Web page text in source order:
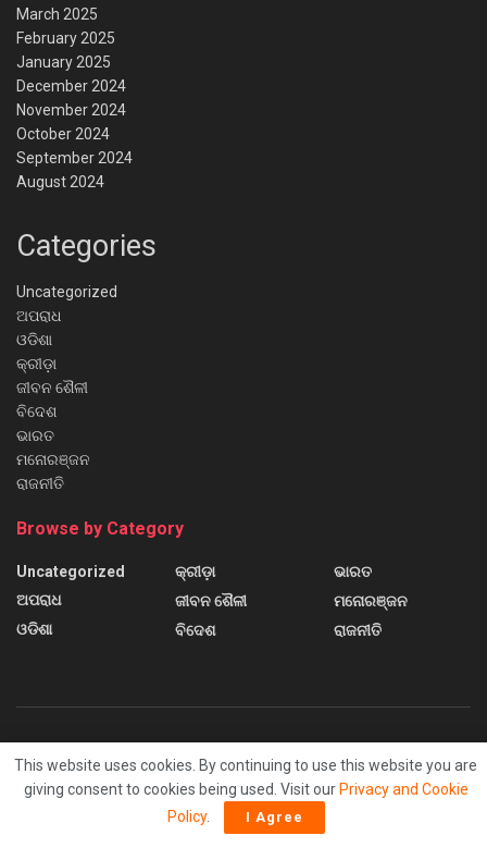
March 2025
February 2025
January 2025
December 2024
November 2024
October 2024
September 2024
August 2024
Categories
Uncategorized
ଅପରାଧ
ଓଡିଶା
କ୍ରୀଡ଼ା
ଜୀବନ ଶୈଳୀ
ବିଦେଶ
ଭାରତ
ମନୋରଞ୍ଜନ
ରାଜନୀତି
Browse by Category
Uncategorized
ଅପରାଧ
ଓଡିଶା
କ୍ରୀଡ଼ା
ଜୀବନ ଶୈଳୀ
ବିଦେଶ
ଭାରତ
ମନୋରଞ୍ଜନ
ରାଜନୀତି
About us Contact us Home Home 2
Home 3
Home 4
Home 6 Sample Page
This website uses cookies. By continuing to use this website you are
giving consent to cookies being used. Visit our Privacy and Cookie
Policy. I Agree